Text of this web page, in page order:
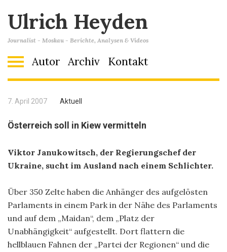
Ulrich Heyden
Journalist - Moskau - Berichte, Analysen & Videos
Autor Archiv Kontakt
7. April 2007 Aktuell
Österreich soll in Kiew vermitteln
Viktor Janukowitsch, der Regierungschef der
Ukraine, sucht im Ausland nach einem Schlichter.
Über 350 Zelte haben die Anhänger des aufgelösten
Parlaments in einem Park in der Nähe des Parlaments
und auf dem „Maidan“, dem „Platz der
Unabhängigkeit“ aufgestellt. Dort flattern die
hellblauen Fahnen der „Partei der Regionen“ und die